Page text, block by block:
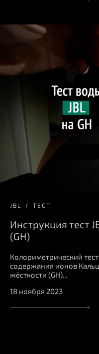
JBL ТЕСТ
Инструкция тест
(GH)
Колориметрический
содержания ионов
жёсткости (GH)...
18 ноября 2023